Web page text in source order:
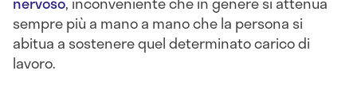
sempre più a mano a mano che la persona si
abitua a sostenere quel determinato carico di
lavoro.